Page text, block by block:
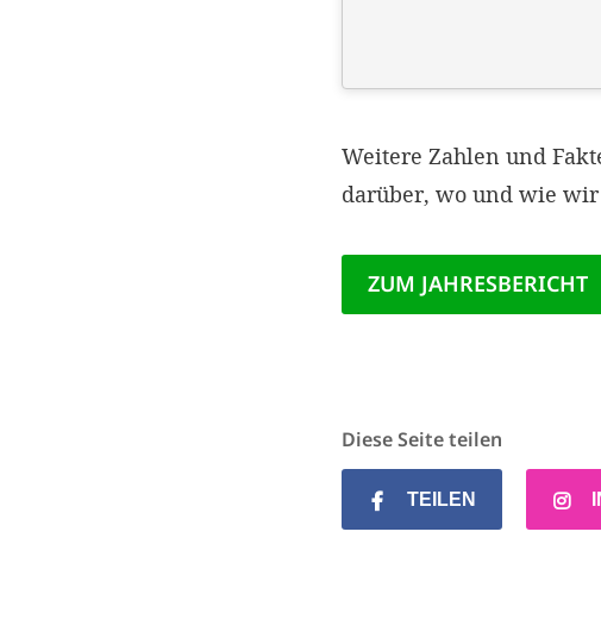
Weitere Zahlen und
darüber, wo und wie
ZUM JAHRESBERICHT
Diese Seite teilen
TEILEN